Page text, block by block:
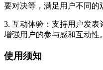
要对决等，满足用户不同的
3. 互动体验：支持用户发表
增强用户的参与感和互动性。
使用须知